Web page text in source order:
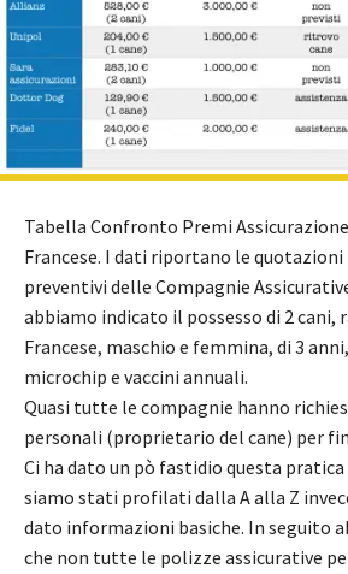
Tabella Confronto Premi
Francese. I dati riportano le quotazioni
preventivi delle Compagnie
abbiamo indicato il possesso di 2 cani,
Francese, maschio e femmina, di 3
microchip e vaccini annuali.
Quasi tutte le compagnie hanno
personali (proprietario del cane) per
Ci ha dato un pò fastidio questa
siamo stati profilati dalla A alla Z
dato informazioni basiche. In seguito
che non tutte le polizze assicurative